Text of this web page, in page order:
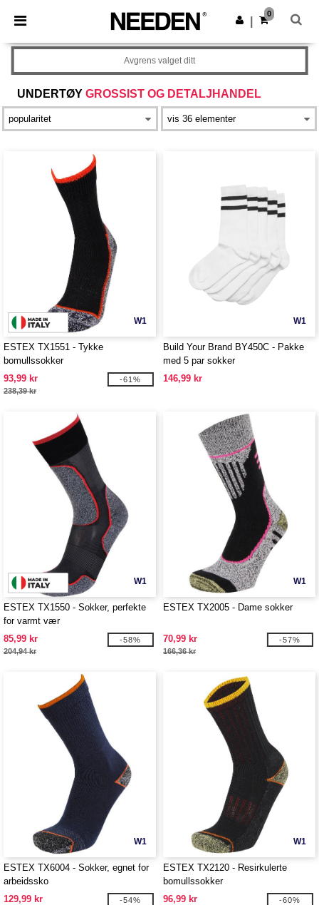
× Needen-app
Bedre priser i appen!
Last ned app
0
UNDERTØY GROSSIST OG DETALJHANDEL
Avgrens valget ditt
W1
ESTEX TX1551 - Tykke
bomullssokker
93,99 kr
238,39 kr
-61%
W1
Build Your Brand BY450C - Pakke
med 5 par sokker
146,99 kr
W1
ESTEX TX1550 - Sokker, perfekte
for varmt vær
85,99 kr
204,94 kr
-58%
W1
ESTEX TX2005 - Dame sokker
70,99 kr
166,36 kr
-57%
W1
ESTEX TX6004 - Sokker, egnet for
arbeidssko
129,99 kr
-54%
W1
ESTEX TX2120 - Resirkulerte
bomullssokker
96,99 kr
-60%